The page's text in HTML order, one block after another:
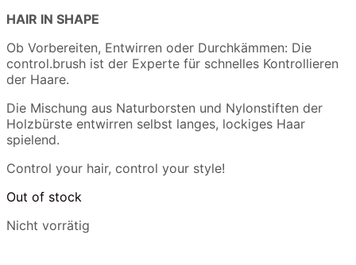
HAIR IN SHAPE
Ob Vorbereiten, Entwirren oder Durchkämmen: Die
control.brush ist der Experte für schnelles Kontrollieren
der Haare.
Die Mischung aus Naturborsten und Nylonstiften der
Holzbürste entwirren selbst langes, lockiges Haar
spielend.
Control your hair, control your style!
Out of stock
Nicht vorrätig